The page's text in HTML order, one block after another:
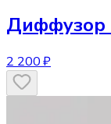
Диффузор
2 200 ₽